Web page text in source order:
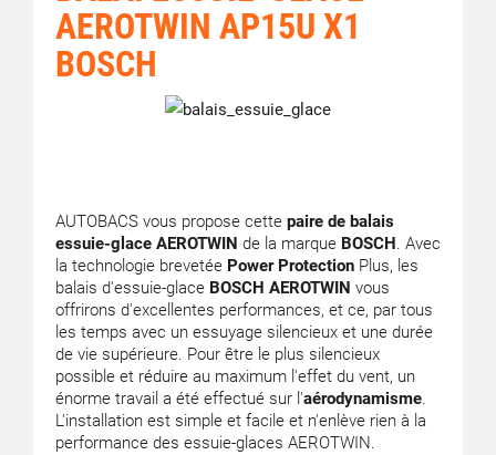
AEROTWIN AP15U X1
BOSCH
AUTOBACS vous propose cette paire de balais
essuie-glace AEROTWIN de la marque BOSCH. Avec
la technologie brevetée Power Protection Plus, les
balais d'essuie-glace BOSCH AEROTWIN vous
offrirons d'excellentes performances, et ce, par tous
les temps avec un essuyage silencieux et une durée
de vie supérieure. Pour être le plus silencieux
possible et réduire au maximum l'effet du vent, un
énorme travail a été effectué sur l'aérodynamisme.
L'installation est simple et facile et n'enlève rien à la
performance des essuie-glaces AEROTWIN.